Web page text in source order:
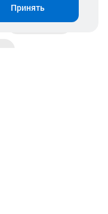
Магазины
Принять